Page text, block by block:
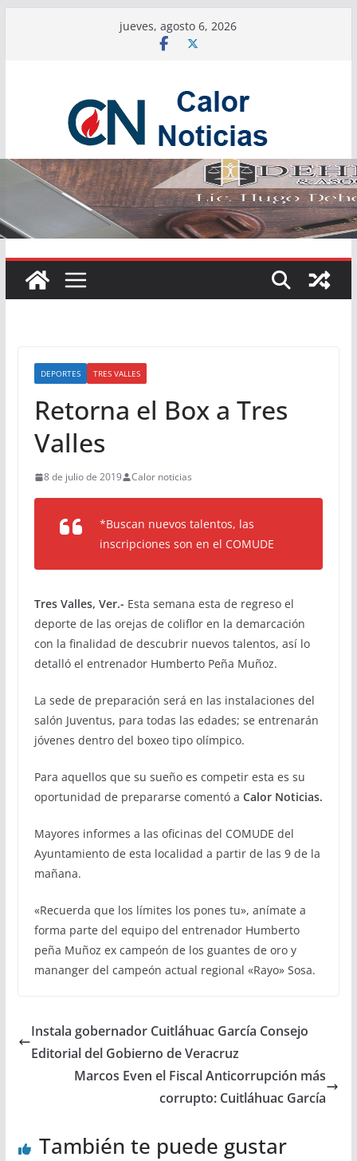
jueves, agosto 6, 2026
DEPORTES TRES VALLES
Retorna el Box a Tres
Valles
8 de julio de 2019 Calor noticias
*Buscan nuevos talentos, las
inscripciones son en el COMUDE
Tres Valles, Ver.- Esta semana esta de regreso el
deporte de las orejas de coliflor en la demarcación
con la finalidad de descubrir nuevos talentos, así lo
detalló el entrenador Humberto Peña Muñoz.
La sede de preparación será en las instalaciones del
salón Juventus, para todas las edades; se entrenarán
jóvenes dentro del boxeo tipo olímpico.
Para aquellos que su sueño es competir esta es su
oportunidad de prepararse comentó a Calor Noticias.
Mayores informes a las oficinas del COMUDE del
Ayuntamiento de esta localidad a partir de las 9 de la
mañana.
«Recuerda que los límites los pones tu», anímate a
forma parte del equipo del entrenador Humberto
peña Muñoz ex campeón de los guantes de oro y
mananger del campeón actual regional «Rayo» Sosa.
Instala gobernador Cuitláhuac García Consejo
Editorial del Gobierno de Veracruz
Marcos Even el Fiscal Anticorrupción más
corrupto: Cuitláhuac García
También te puede gustar